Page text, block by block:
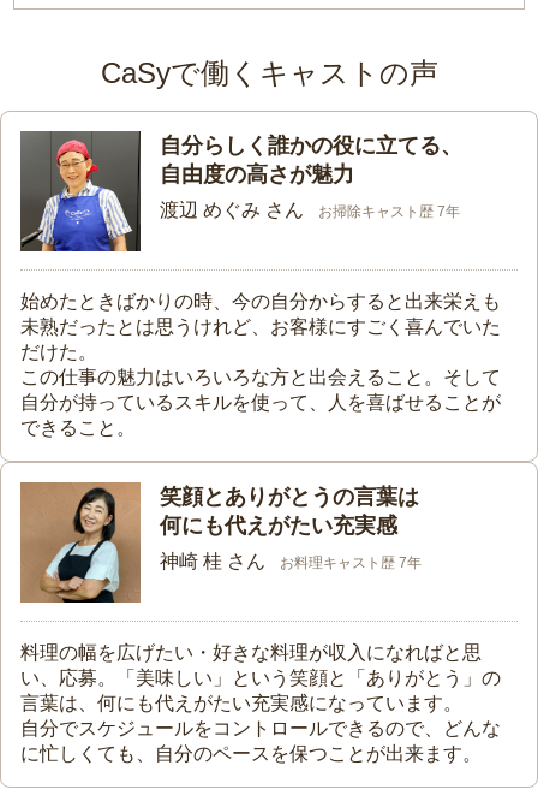
CaSyで働くキャストの声
自分らしく誰かの役に立てる、
自由度の高さが魅力
渡辺 めぐみ さん お掃除キャスト歴 7年
始めたときばかりの時、今の自分からすると出来栄えも
未熟だったとは思うけれど、お客様にすごく喜んでいた
だけた。
この仕事の魅力はいろいろな方と出会えること。そして
自分が持っているスキルを使って、人を喜ばせることが
できること。
笑顔とありがとうの言葉は
何にも代えがたい充実感
神崎 桂 さん お料理キャスト歴 7年
料理の幅を広げたい・好きな料理が収入になればと思
い、応募。「美味しい」という笑顔と「ありがとう」の
言葉は、何にも代えがたい充実感になっています。
自分でスケジュールをコントロールできるので、どんな
に忙しくても、自分のペースを保つことが出来ます。